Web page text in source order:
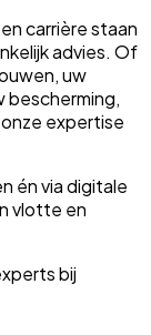
carrière staan
advies. Of
uw
bescherming,
expertise
én via digitale
vlotte en
bij